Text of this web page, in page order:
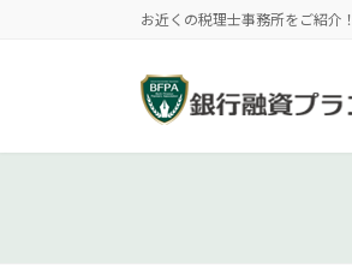
へ
ョ
お近くの税理士事務所をご紹介！